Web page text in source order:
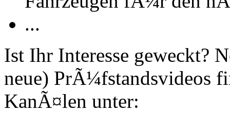
...
Ist Ihr Interesse geweckt?
neue) PrÃ¼fstandsvideos
KanÃ¤len unter: